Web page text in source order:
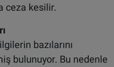
ceza kesilir.
bazılarını
bulunuyor. Bu nedenle